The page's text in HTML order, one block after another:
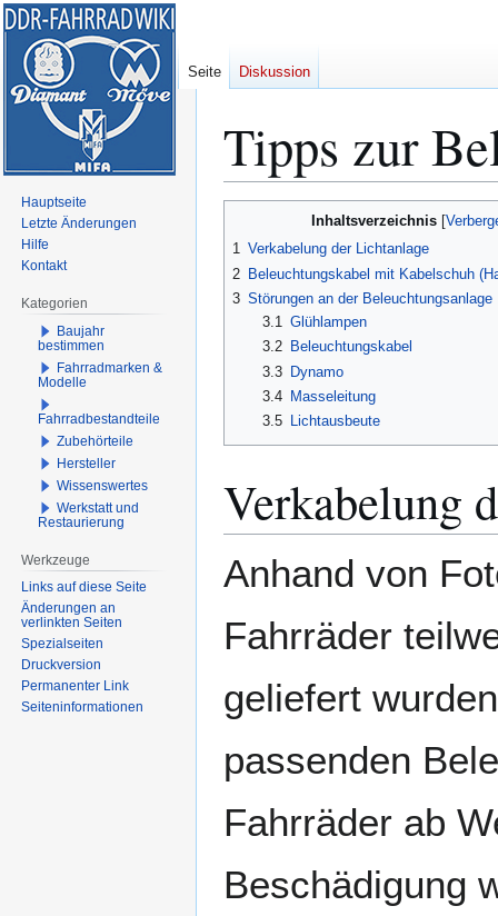
Tipps zur
Inhaltsverzeichnis
1 Verkabelung der Lichtanlage
2 Beleuchtungskabel mit Kabelschuh
3 Störungen an der Beleuchtungsanlage
3.1 Glühlampen
3.2
Beleuchtungskabel
3.3
Dynamo
3.4
Masseleitung
3.5
Lichtausbeute
Verkabelung
Anhand von
Fahrräder
geliefert
passenden
Fahrräder ab
Beschädigung
Seite Diskussion
Hauptseite
Letzte Änderungen
Hilfe
Kontakt
Kategorien
Baujahr
bestimmen
Fahrradmarken &
Modelle
Fahrradbestandteile
Zubehörteile
Hersteller
Wissenswertes
Werkstatt und
Restaurierung
Werkzeuge
Links auf diese Seite
Änderungen an
verlinkten Seiten
Spezialseiten
Druckversion
Permanenter Link
Seiten­­informationen